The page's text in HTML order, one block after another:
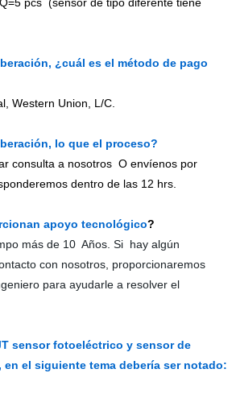
¿cuál es el método de pago
Western Union, L/C.
lo que el proceso?
consulta a nosotros O envíenos por
dentro de las 12 hrs.
apoyo tecnológico?
más de 10 Años. Si hay algún
con nosotros, proporcionaremos
para ayudarle a resolver el
sensor fotoeléctrico y sensor de
el siguiente tema debería ser notado: